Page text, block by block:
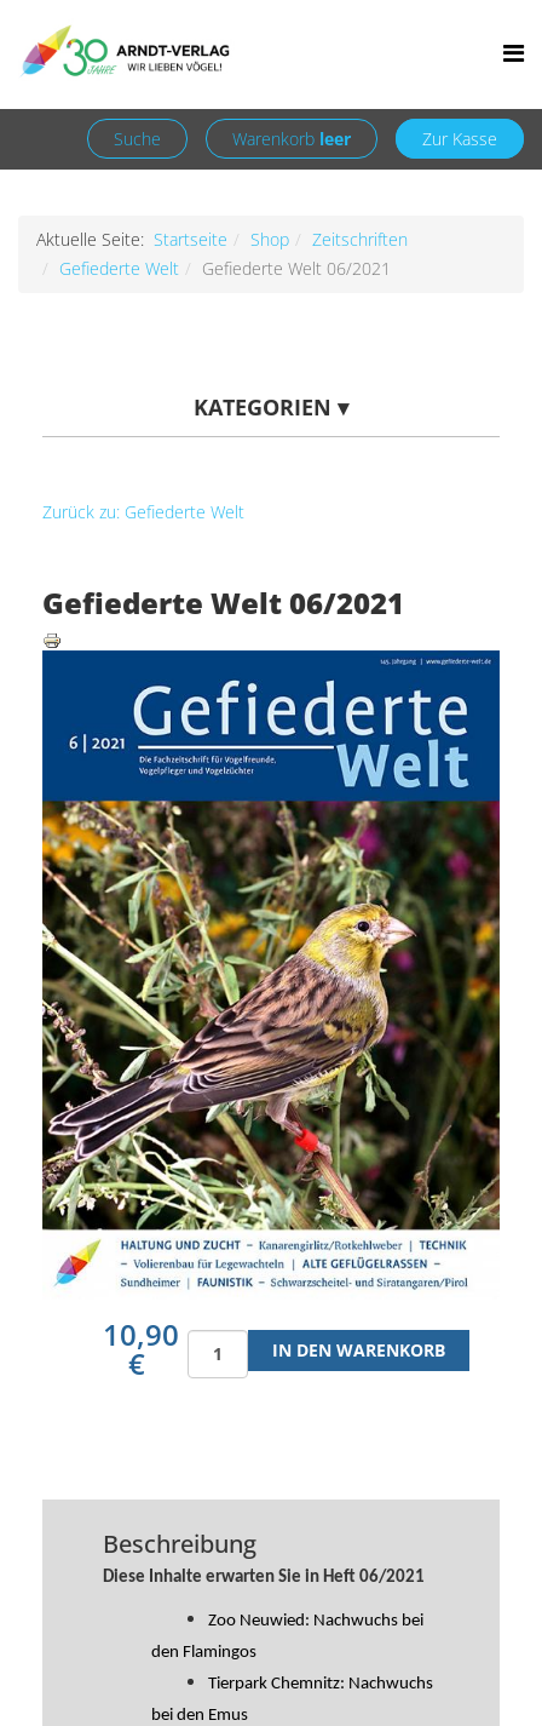
+49 7252 9707310
Anmelden
Registrieren
Suche
Warenkorb leer Zur Kasse
Aktuelle Seite: Startseite Shop
Zeitschriften
Gefiederte Welt
Gefiederte Welt 06/2021
KATEGORIEN ▾
Zurück zu: Gefiederte Welt
Gefiederte Welt 06/2021
10,90
€
Beschreibung
Diese Inhalte erwarten Sie in Heft 06/2021
Zoo Neuwied: Nachwuchs bei
den Flamingos
Tierpark Chemnitz: Nachwuchs
bei den Emus